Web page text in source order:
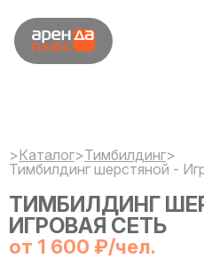
>Каталог>Тимбилдинг>
Тимбилдинг шерстяной -
ТИМБИЛДИНГ
ИГРОВАЯ СЕТЬ
от 1 600 ₽/чел.